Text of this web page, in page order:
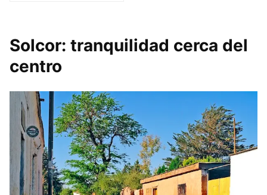
Solcor: tranquilidad cerca del
centro